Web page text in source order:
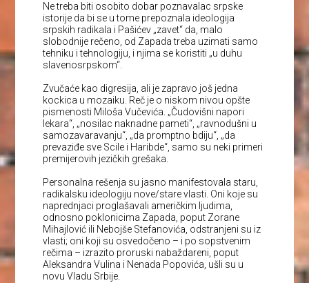
Ne treba biti osobito dobar poznavalac srpske
istorije da bi se u tome prepoznala ideologija
srpskih radikala i Pašićev „zavet“ da, malo
slobodnije rečeno, od Zapada treba uzimati samo
tehniku i tehnologiju, i njima se koristiti „u duhu
slavenosrpskom“.
Zvučaće kao digresija, ali je zapravo još jedna
kockica u mozaiku. Reč je o niskom nivou opšte
pismenosti Miloša Vučevića. „Čudovišni napori
lekara“, „nosilac naknadne pameti“, „ravnodušni u
samozavaravanju“, „da promptno bdiju“, „da
prevaziđe sve Scile i Haribde“, samo su neki primeri
premijerovih jezičkih grešaka.
Personalna rešenja su jasno manifestovala staru,
radikalsku ideologiju nove/stare vlasti. Oni koje su
naprednjaci proglašavali američkim ljudima,
odnosno poklonicima Zapada, poput Zorane
Mihajlović ili Nebojše Stefanovića, odstranjeni su iz
vlasti; oni koji su osvedočeno – i po sopstvenim
rečima – izrazito proruski nabaždareni, poput
Aleksandra Vulina i Nenada Popovića, ušli su u
novu Vladu Srbije.